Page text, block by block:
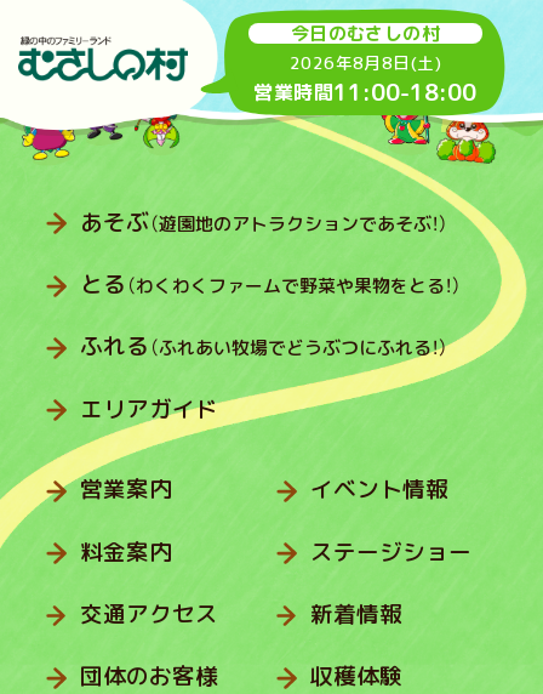
今日のむさしの村
2026年8月8日(土)
営業時間11:00-18:00
あそぶ（遊園地のアトラクションであそぶ！）
とる （わくわくファームで野菜や果物をとる！）
ふれる （ふれあい牧場でどうぶつにふれる！）
エリアガイド
営業案内
料金案内
交通アクセス
団体のお客様
イベント情報
ステージショー
新着情報
収穫体験